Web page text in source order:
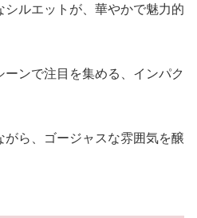
ルエットが、華やかで魅力的
ンで注目を集める、インパク
ら、ゴージャスな雰囲気を醸